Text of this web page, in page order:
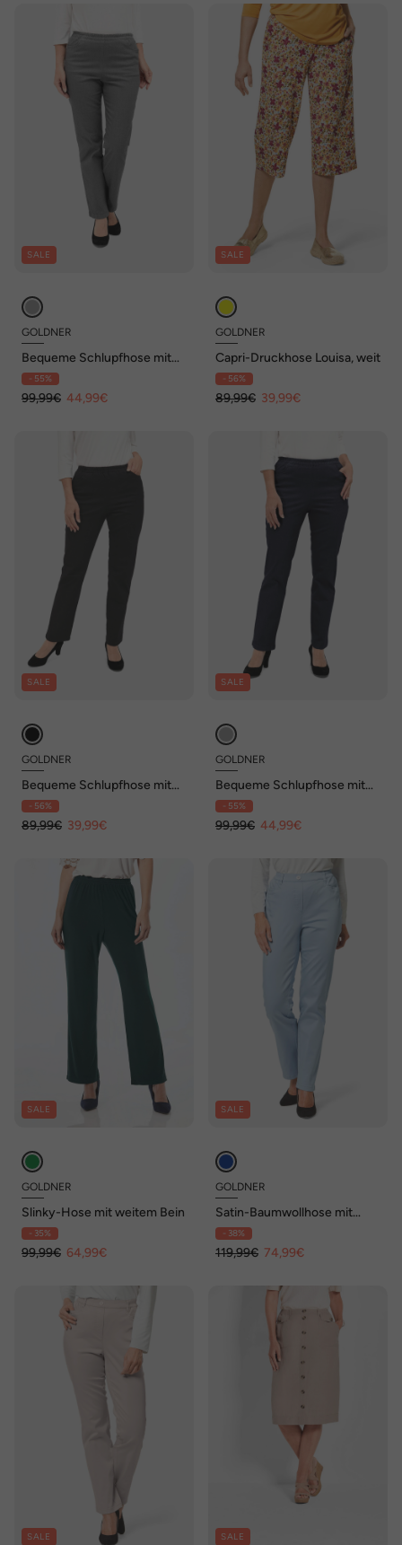
SALE
GOLDNER
Bequeme Schlupfhose mit
Stretchbund
- 55%
99,99€ 44,99€
SALE
GOLDNER
Capri-Druckhose Louisa, weit
- 56%
89,99€ 39,99€
SALE
GOLDNER
Bequeme Schlupfhose mit
Stretchbund
- 56%
89,99€ 39,99€
SALE
GOLDNER
Bequeme Schlupfhose mit
Stretchbund
- 55%
99,99€ 44,99€
SALE
GOLDNER
Slinky-Hose mit weitem Bein
- 35%
99,99€ 64,99€
SALE
GOLDNER
Satin-Baumwollhose mit
Stretch
- 38%
119,99€ 74,99€
SALE SALE